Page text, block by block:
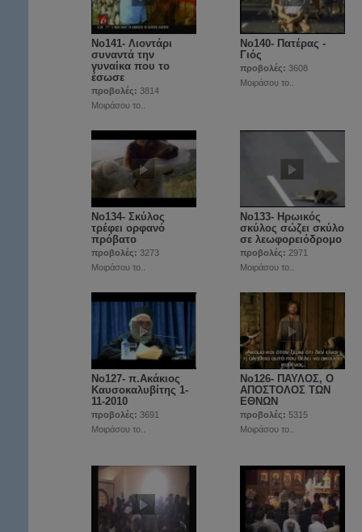
Νο141- Λιοντάρι
συναντά την
γυναίκα που το
έσωσε
προβολές: 3814
Μοιράσου το..
Νο140- Πατέρας -
Γιός
προβολές: 3608
Μοιράσου το..
Νο134- Σκύλος
τρέφει ορφανό
πρόβατο
προβολές: 3273
Μοιράσου το..
No133- Ηρωικός
σκύλος σώζει σκύλο
σε λεωφορειόδρομο
προβολές: 2971
Μοιράσου το..
Νο127- π.Ακάκιος
Καυσοκαλυβίτης 1-
11-2010
προβολές: 3691
Μοιράσου το..
Νο126- ΠΑΥΛΟΣ, Ο
ΑΠΟΣΤΟΛΟΣ ΤΩΝ
ΕΘΝΩΝ
προβολές: 5315
Μοιράσου το..